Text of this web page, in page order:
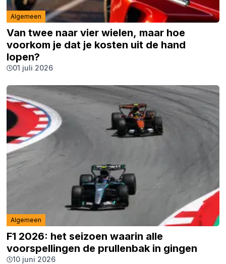
Algemeen
Van twee naar vier wielen, maar hoe
voorkom je dat je kosten uit de hand
lopen?
01 juli 2026
Algemeen
F1 2026: het seizoen waarin alle
voorspellingen de prullenbak in gingen
10 juni 2026